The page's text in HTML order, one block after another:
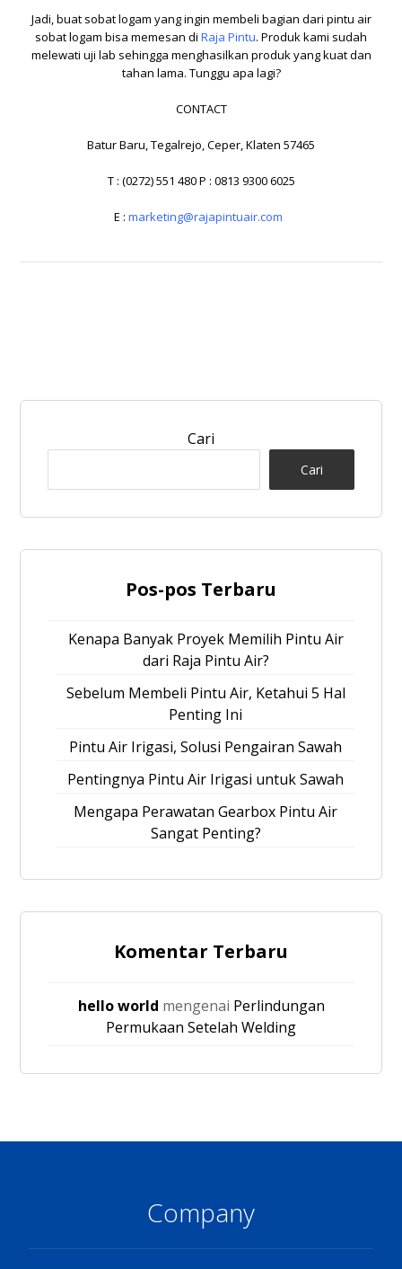
Jadi, buat sobat logam yang ingin membeli bagian dari pintu air
sobat logam bisa memesan di Raja Pintu. Produk kami sudah
melewati uji lab sehingga menghasilkan produk yang kuat dan
tahan lama. Tunggu apa lagi?
CONTACT
Batur Baru, Tegalrejo, Ceper, Klaten 57465
T : (0272) 551 480 P : 0813 9300 6025
E : marketing@rajapintuair.com
Cari
Cari
Pos-pos Terbaru
Kenapa Banyak Proyek Memilih Pintu Air
dari Raja Pintu Air?
Sebelum Membeli Pintu Air, Ketahui 5 Hal
Penting Ini
Pintu Air Irigasi, Solusi Pengairan Sawah
Pentingnya Pintu Air Irigasi untuk Sawah
Mengapa Perawatan Gearbox Pintu Air
Sangat Penting?
Komentar Terbaru
hello world mengenai Perlindungan
Permukaan Setelah Welding
Company